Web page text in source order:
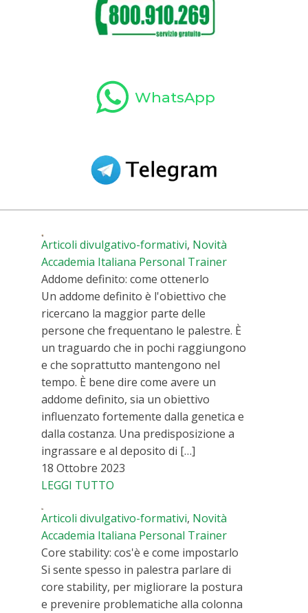
WhatsApp
Articoli divulgativo-formativi, Novità
Accademia Italiana Personal Trainer
Addome definito: come ottenerlo
Un addome definito è l'obiettivo che
ricercano la maggior parte delle
persone che frequentano le palestre. È
un traguardo che in pochi raggiungono
e che soprattutto mantengono nel
tempo. È bene dire come avere un
addome definito, sia un obiettivo
influenzato fortemente dalla genetica e
dalla costanza. Una predisposizione a
ingrassare e al deposito di […]
18 Ottobre 2023
LEGGI TUTTO
Articoli divulgativo-formativi, Novità
Accademia Italiana Personal Trainer
Core stability: cos'è e come impostarlo
Si sente spesso in palestra parlare di
core stability, per migliorare la postura
e prevenire problematiche alla colonna